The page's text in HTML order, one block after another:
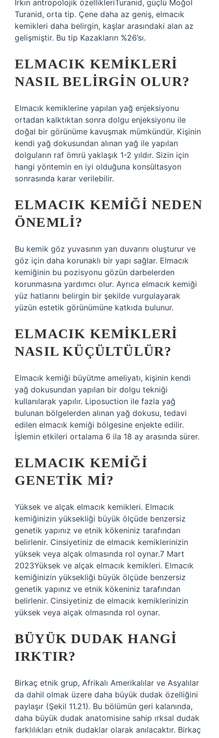
Irkın antropolojik özellikleriTuranid, güçlü Moğol
Turanid, orta tip. Çene daha az geniş, elmacık
kemikleri daha belirgin, kaşlar arasındaki alan az
gelişmiştir. Bu tip Kazakların %26’sı.
ELMACIK KEMIKLERI
NASIL BELIRGIN OLUR?
Elmacık kemiklerine yapılan yağ enjeksiyonu
ortadan kalktıktan sonra dolgu enjeksiyonu ile
doğal bir görünüme kavuşmak mümkündür. Kişinin
kendi yağ dokusundan alınan yağ ile yapılan
dolguların raf ömrü yaklaşık 1-2 yıldır. Sizin için
hangi yöntemin en iyi olduğuna konsültasyon
sonrasında karar verilebilir.
ELMACIK KEMIĞI NEDEN
ÖNEMLI?
Bu kemik göz yuvasının yan duvarını oluşturur ve
göz için daha korunaklı bir yapı sağlar. Elmacık
kemiğinin bu pozisyonu gözün darbelerden
korunmasına yardımcı olur. Ayrıca elmacık kemiği
yüz hatlarını belirgin bir şekilde vurgulayarak
yüzün estetik görünümüne katkıda bulunur.
ELMACIK KEMIKLERI
NASIL KÜÇÜLTÜLÜR?
Elmacık kemiği büyütme ameliyatı, kişinin kendi
yağ dokusundan yapılan bir dolgu tekniği
kullanılarak yapılır. Liposuction ile fazla yağ
bulunan bölgelerden alınan yağ dokusu, tedavi
edilen elmacık kemiği bölgesine enjekte edilir.
İşlemin etkileri ortalama 6 ila 18 ay arasında sürer.
ELMACIK KEMIĞI
GENETIK MI?
Yüksek ve alçak elmacık kemikleri. Elmacık
kemiğinizin yüksekliği büyük ölçüde benzersiz
genetik yapınız ve etnik kökeniniz tarafından
belirlenir. Cinsiyetiniz de elmacık kemiklerinizin
yüksek veya alçak olmasında rol oynar.7 Mart
2023Yüksek ve alçak elmacık kemikleri. Elmacık
kemiğinizin yüksekliği büyük ölçüde benzersiz
genetik yapınız ve etnik kökeniniz tarafından
belirlenir. Cinsiyetiniz de elmacık kemiklerinizin
yüksek veya alçak olmasında rol oynar.
BÜYÜK DUDAK HANGI
IRKTIR?
Birkaç etnik grup, Afrikalı Amerikalılar ve Asyalılar
da dahil olmak üzere daha büyük dudak özelliğini
paylaşır (Şekil 11.21). Bu bölümün geri kalanında,
daha büyük dudak anatomisine sahip ırksal dudak
farklılıkları etnik dudaklar olarak anılacaktır. Birkaç